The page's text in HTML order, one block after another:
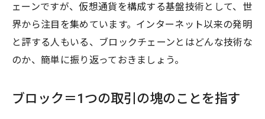
ェーンですが、仮想通貨を構成する基盤技術として、世
界から注目を集めています。インターネット以来の発明
と評する人もいる、ブロックチェーンとはどんな技術な
のか、簡単に振り返っておきましょう。
ブロック＝1つの取引の塊のことを指す